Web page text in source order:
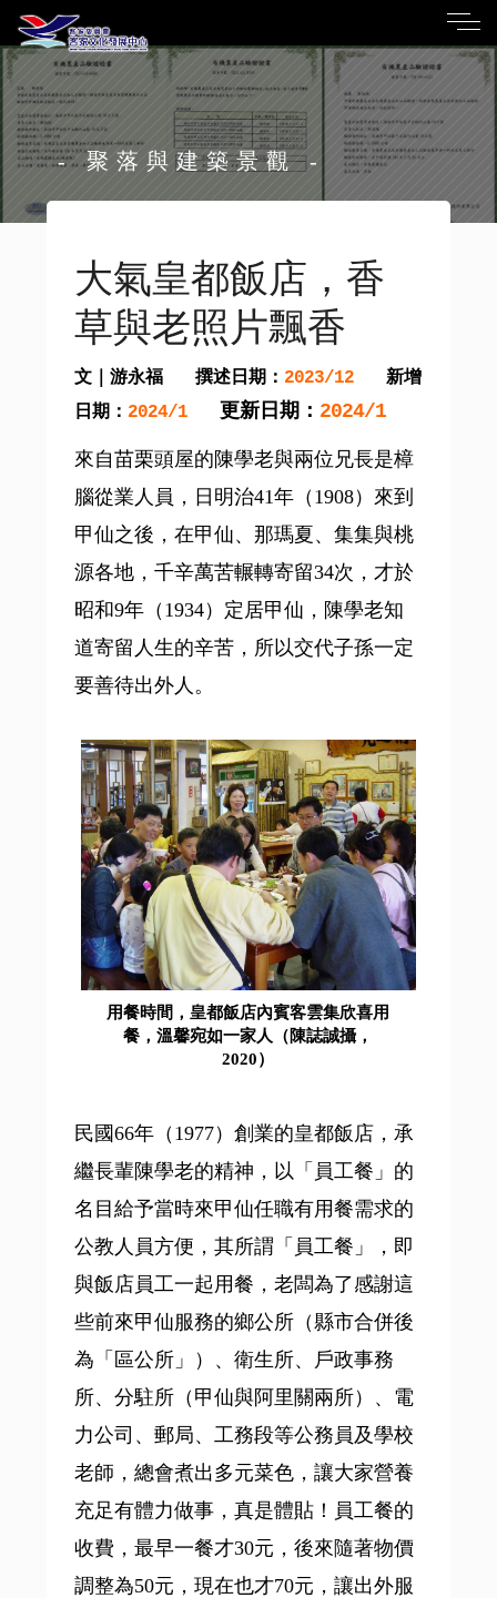
- 聚落與建築景觀 -
大氣皇都飯店，香
草與老照片飄香
文｜游永福 撰述日期： 2023/12
新增
日期： 2024/1 更新日期： 2024/1
來自苗栗頭屋的陳學老與兩位兄長是樟
腦從業人員，日明治41年（1908）來到
甲仙之後，在甲仙、那瑪夏、集集與桃
源各地，千辛萬苦輾轉寄留34次，才於
昭和9年（1934）定居甲仙，陳學老知
道寄留人生的辛苦，所以交代子孫一定
要善待出外人。
用餐時間，皇都飯店內賓客雲集欣喜用
餐，溫馨宛如一家人（陳誌誠攝，
2020）
民國66年（1977）創業的皇都飯店，承
繼長輩陳學老的精神，以「員工餐」的
名目給予當時來甲仙任職有用餐需求的
公教人員方便，其所謂「員工餐」，即
與飯店員工一起用餐，老闆為了感謝這
些前來甲仙服務的鄉公所（縣市合併後
為「區公所」）、衛生所、戶政事務
所、分駐所（甲仙與阿里關兩所）、電
力公司、郵局、工務段等公務員及學校
老師，總會煮出多元菜色，讓大家營養
充足有體力做事，真是體貼！員工餐的
收費，最早一餐才30元，後來隨著物價
調整為50元，現在也才70元，讓出外服